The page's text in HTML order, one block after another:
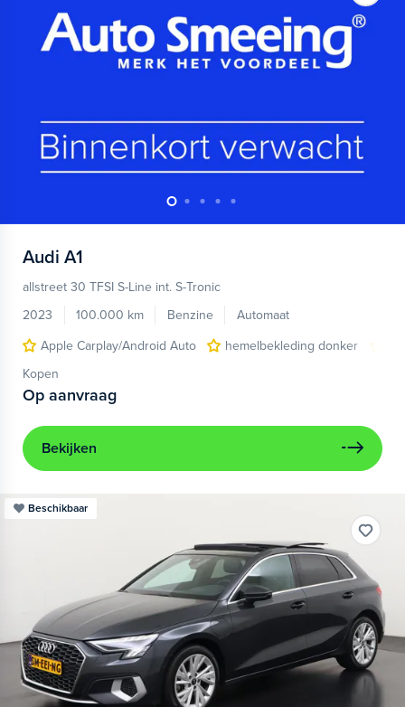
Audi A1
allstreet 30 TFSI S-Line int. S-Tronic
2023
100.000 km Benzine
Automaat
Apple Carplay/Android Auto
hemelbekleding donker
Kopen
Op aanvraag
Bekijken
Beschikbaar